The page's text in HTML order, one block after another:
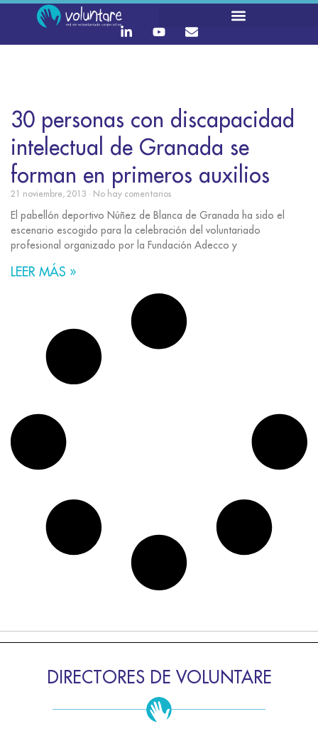
30 personas con discapacidad
intelectual de Granada se
forman en primeros auxilios
21 noviembre, 2013 No hay comentarios
El pabellón deportivo Núñez de Blanca de Granada ha sido el
escenario escogido para la celebración del voluntariado
profesional organizado por la Fundación Adecco y
LEER MÁS »
DIRECTORES DE VOLUNTARE